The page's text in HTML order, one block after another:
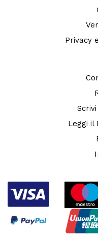
Privacy
Leggi il